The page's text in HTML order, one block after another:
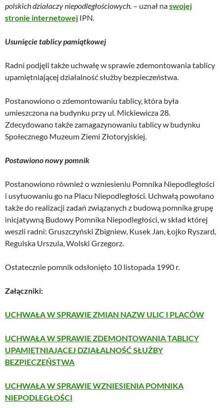
polskich działaczy niepodległościowych. – uznał naswojej
stronie internetowej IPN.
Usunięcie tablicy pamiątkowej
Radni podjęli także uchwałę w sprawie zdemontowania tablicy
upamiętniającej działalność służby bezpieczeństwa.
Postanowiono o zdemontowaniu tablicy, która była
umieszczona na budynku przy ul. Mickiewicza 28.
Zdecydowano także zamagazynowaniu tablicy w budynku
Społecznego Muzeum Ziemi Złotoryjskiej.
Postawiono nowy pomnik
Postanowiono również o wzniesieniu Pomnika Niepodległości
i usytuowaniu go na Placu Niepodległości. Uchwałą powołano
także do realizacji zadań związanych z budową pomnika grupę
inicjatywną Budowy Pomnika Niepodległości, w skład której
weszli radni: Gruszczyński Zbigniew, Kusek Jan, Łojko Ryszard,
Regulska Urszula, Wolski Grzegorz.
Ostatecznie pomnik odsłonięto 10 listopada 1990 r.
Załączniki:
UCHWAŁA W SPRAWIE ZMIAN NAZW ULIC I PLACÓW
UCHWAŁA W SPRAWIE ZDEMONTOWANIA TABLICY
UPAMIĘTNIAJĄCEJ DZIAŁALNOŚĆ SŁUŻBY
BEZPIECZEŃSTWA
UCHWAŁA W SPRAWIE WZNIESIENIA POMNIKA
NIEPODLEGŁOŚCI